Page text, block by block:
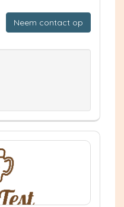
Neem contact op